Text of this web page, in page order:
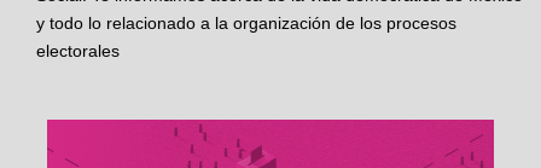
y todo lo relacionado a la organización de los procesos
electorales